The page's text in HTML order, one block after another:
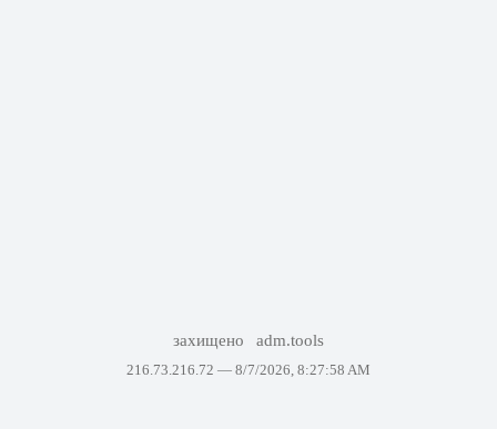
захищено adm.tools
216.73.216.72 — 8/7/2026, 8:27:58 AM